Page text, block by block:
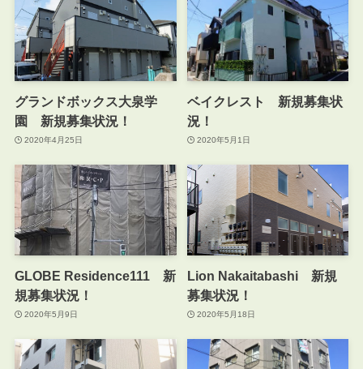
グランドボックス大泉学
園 新規募集状況！
2020年4月25日
ベイクレスト 新規募集状
況！
2020年5月1日
GLOBE Residence111 新
規募集状況！
2020年5月9日
Lion Nakaitabashi 新規
募集状況！
2020年5月18日